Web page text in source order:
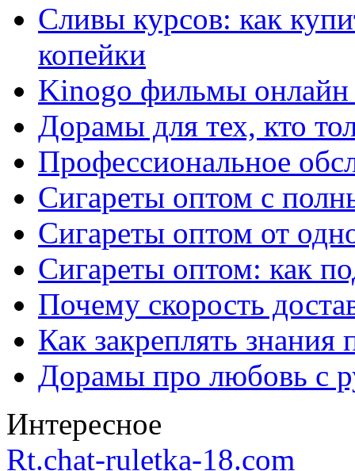
Сливы курсов: как
копейки
Kinogo фильмы онлайн
Дорамы для тех, кто
Профессиональное
Сигареты оптом с
Сигареты оптом от
Сигареты оптом: как
Почему скорость
Как закреплять знания
Дорамы про любовь с
Интересное
Rt.chat-ruletka-18.com